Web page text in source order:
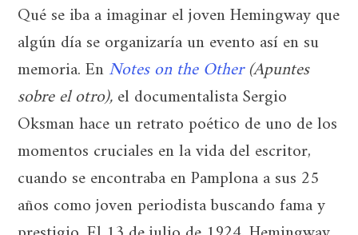
Qué se iba a imaginar el joven Hemingway que
algún día se organizaría un evento así en su
memoria. EnNotes on the Other (Apuntes
sobre el otro),el documentalista Sergio
Oksman hace un retrato poético de uno de los
momentos cruciales en la vida del escritor,
cuando se encontraba en Pamplona a sus 25
años como joven periodista buscando fama y